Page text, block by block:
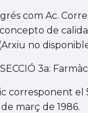
com Ac.
de
no
3a:
corresponent el
març de 1986.